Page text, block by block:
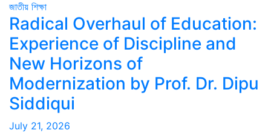
জাতীয় শিক্ষা
Radical Overhaul of Education:
Experience of Discipline and
New Horizons of
Modernization by Prof. Dr. Dipu
Siddiqui
July 21, 2026